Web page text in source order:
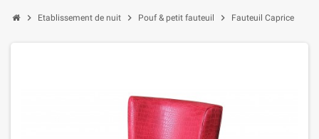
chevron_right Etablissement de nuit chevron_right Pouf & petit fauteuil chevron_right Fauteuil Caprice